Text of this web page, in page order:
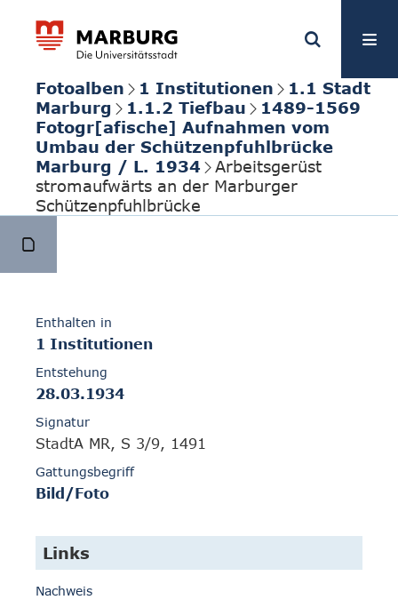
Fotoalben 1 Institutionen
1.1 Stadt
Marburg
1.1.2 Tiefbau
1489-1569
Fotogr[afische] Aufnahmen vom
Umbau der Schützenpfuhlbrücke
Marburg / L. 1934
Arbeitsgerüst
stromaufwärts an der Marburger
Schützenpfuhlbrücke
Enthalten in
1 Institutionen
Entstehung
28.03.1934
Signatur
StadtA MR, S 3/9, 1491
Gattungsbegriff
Bild/Foto
Links
Nachweis